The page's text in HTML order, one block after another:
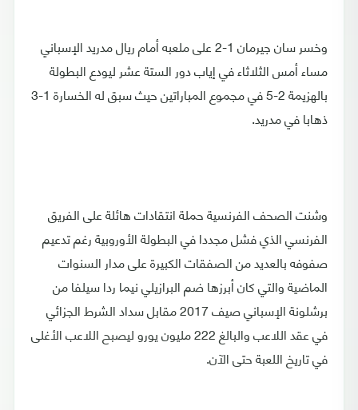
وخسر سان جيرمان 1-2 على ملعبه أمام ريال مدريد الإسباني
مساء أمس الثلاثاء في إياب دور الستة عشر ليودع البطولة
بالهزيمة 2-5 في مجموع المباراتين حيث سبق له الخسارة 1-3
ذهابا في مدريد.
وشنت الصحف الفرنسية حملة انتقادات هائلة على الفريق
الفرنسي الذي فشل مجددا في البطولة الأوروبية رغم تدعيم
صفوفه بالعديد من الصفقات الكبيرة على مدار السنوات
الماضية والتي كان أبرزها ضم البرازيلي نيما ردا سيلفا من
برشلونة الإسباني صيف 2017 مقابل سداد الشرط الجزائي
في عقد اللاعب والبالغ 222 مليون يورو ليصبح اللاعب الأغلى
في تاريخ اللعبة حتى الآن.